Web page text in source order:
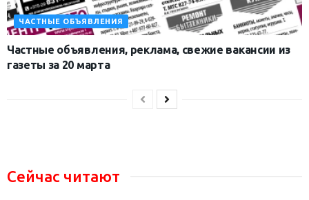
ЧАСТНЫЕ ОБЪЯВЛЕНИЯ
Частные объявления, реклама, свежие вакансии из
газеты за 20 марта
Сейчас читают